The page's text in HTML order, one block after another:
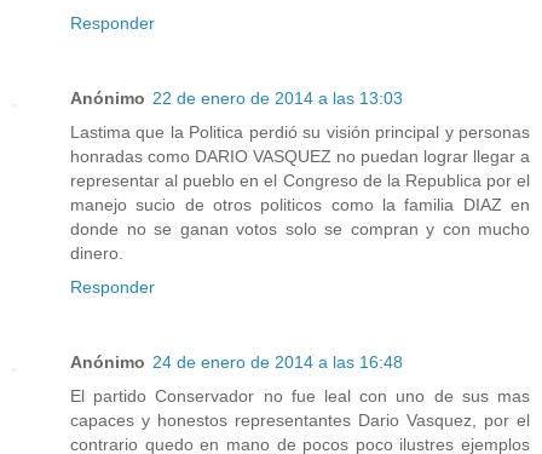
Responder
Anónimo 22 de enero de 2014 a las 13:03
Lastima que la Politica perdió su visión principal y personas
honradas como DARIO VASQUEZ no puedan lograr llegar a
representar al pueblo en el Congreso de la Republica por el
manejo sucio de otros politicos como la familia DIAZ en
donde no se ganan votos solo se compran y con mucho
dinero.
Responder
Anónimo 24 de enero de 2014 a las 16:48
El partido Conservador no fue leal con uno de sus mas
capaces y honestos representantes Dario Vasquez, por el
contrario quedo en mano de pocos poco ilustres ejemplos